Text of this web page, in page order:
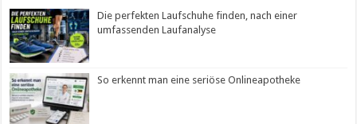
Die perfekten Laufschuhe finden, nach einer
umfassenden Laufanalyse
So erkennt man eine seriöse Onlineapotheke